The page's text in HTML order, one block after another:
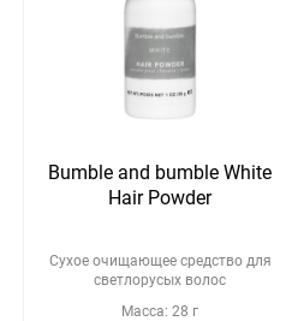
Bumble and bumble White
Hair Powder
Сухое очищающее средство для
светлорусых волос
Масса: 28 г